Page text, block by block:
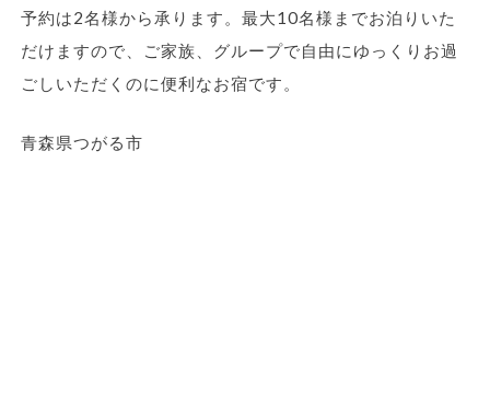
予約は2名様から承ります。最大10名様までお泊りいた
だけますので、ご家族、グループで自由にゆっくりお過
ごしいただくのに便利なお宿です。
青森県つがる市